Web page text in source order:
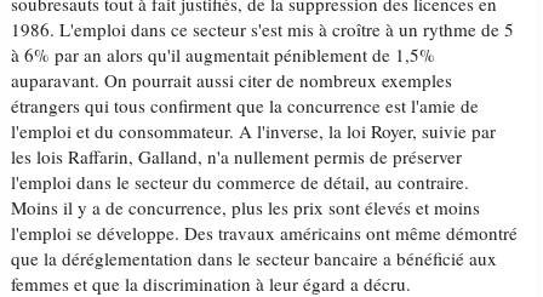
1986. L'emploi dans ce secteur s'est mis à croître à un rythme de 5
à 6% par an alors qu'il augmentait péniblement de 1,5%
auparavant. On pourrait aussi citer de nombreux exemples
étrangers qui tous confirment que la concurrence est l'amie de
l'emploi et du consommateur. A l'inverse, la loi Royer, suivie par
les lois Raffarin, Galland, n'a nullement permis de préserver
l'emploi dans le secteur du commerce de détail, au contraire.
Moins il y a de concurrence, plus les prix sont élevés et moins
l'emploi se développe. Des travaux américains ont même démontré
que la déréglementation dans le secteur bancaire a bénéficié aux
femmes et que la discrimination à leur égard a décru.